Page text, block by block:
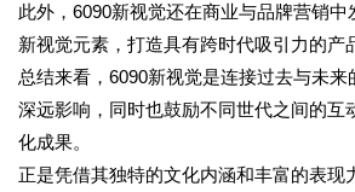
此外，6090新视觉还在商业与品牌营销
新视觉元素，打造具有跨时代吸引力的
总结来看，6090新视觉是连接过去与未
深远影响，同时也鼓励不同世代之间的
化成果。
正是凭借其独特的文化内涵和丰富的表